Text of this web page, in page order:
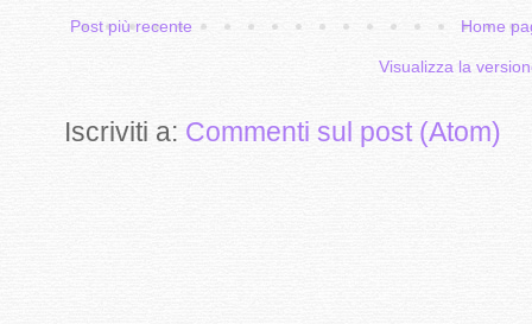
Post più recente Home
Visualizza la
Iscriviti a: Commenti sul post (Atom)